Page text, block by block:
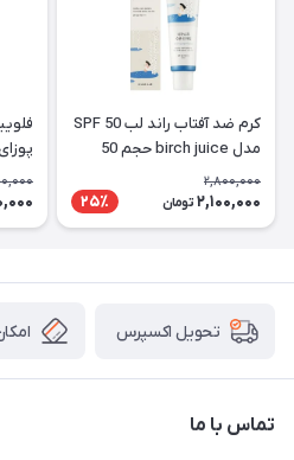
کرم ضد آفتاب راند لب SPF 50
مدل birch juice حجم 50
میلی لیتر
2,800,000
2,100,000 تومان 25٪
پوزای
تحویل اکسپرس
تماس با ما